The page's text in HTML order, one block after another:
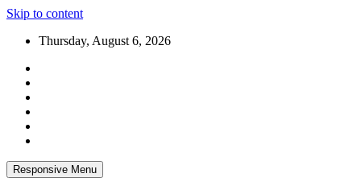
Skip to content
Thursday, August 6, 2026
Responsive Menu